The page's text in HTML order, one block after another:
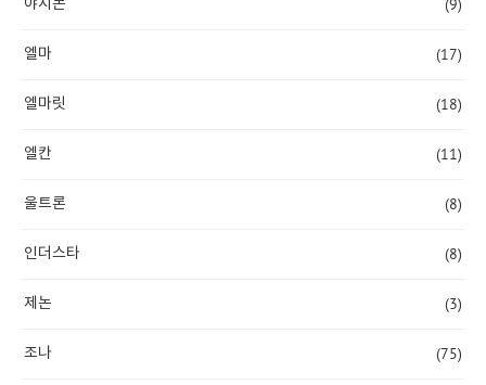
야시논 (9)
엘마 (17)
엘마릿 (18)
엘칸 (11)
울트론 (8)
인더스타 (8)
제논 (3)
조나 (75)